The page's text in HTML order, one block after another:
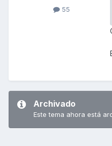
55
Archivado
Este tema ahora está